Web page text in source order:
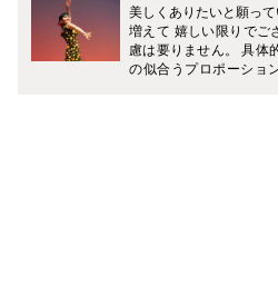
美しくありたいと願っ
増えて 嬉しい限りでご
慮は要りません。 具体
の似合うプロポーショ